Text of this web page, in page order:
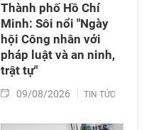
Thành phố Hồ Chí
Minh: Sôi nổi "Ngày
hội Công nhân với
pháp luật và an ninh,
trật tự"
09/08/2026 TIN TỨC